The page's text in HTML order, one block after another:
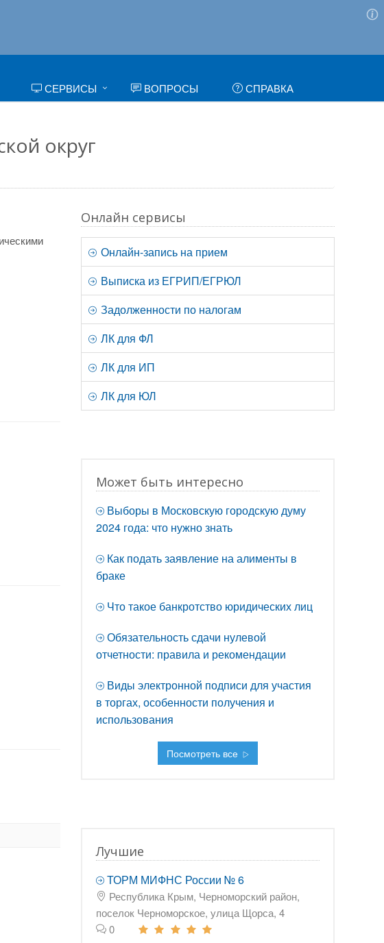
СЕРВИСЫ ВОПРОСЫ СПРАВКА
округ
Онлайн сервисы
Онлайн-запись на прием
Выписка из ЕГРИП/ЕГРЮЛ
Задолженности по налогам
ЛК для ФЛ
ЛК для ИП
ЛК для ЮЛ
Может быть интересно
Выборы в Московскую городскую думу
2024 года: что нужно знать
Как подать заявление на алименты в
браке
Что такое банкротство юридических лиц
Обязательность сдачи нулевой
отчетности: правила и рекомендации
Виды электронной подписи для участия
в торгах, особенности получения и
использования
Посмотреть все
Лучшие
ТОРМ МИФНС России № 6
Республика Крым, Черноморский район,
поселок Черноморское, улица Щорса, 4
0